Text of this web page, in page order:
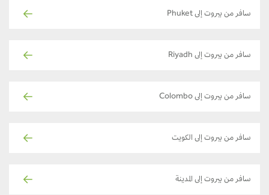
سافر من بيروت إلى Phuket
سافر من بيروت إلى Riyadh
سافر من بيروت إلى Colombo
سافر من بيروت إلى الكويت
سافر من بيروت إلى المدينة